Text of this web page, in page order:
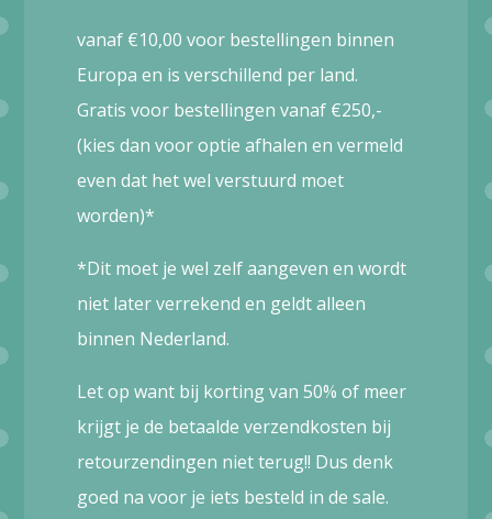
vanaf €10,00 voor bestellingen binnen
Europa en is verschillend per land.
Gratis voor bestellingen vanaf €250,-
(kies dan voor optie afhalen en vermeld
even dat het wel verstuurd moet
worden)*
*Dit moet je wel zelf aangeven en wordt
niet later verrekend en geldt alleen
binnen Nederland.
Let op want bij korting van 50% of meer
krijgt je de betaalde verzendkosten bij
retourzendingen niet terug!! Dus denk
goed na voor je iets besteld in de sale.